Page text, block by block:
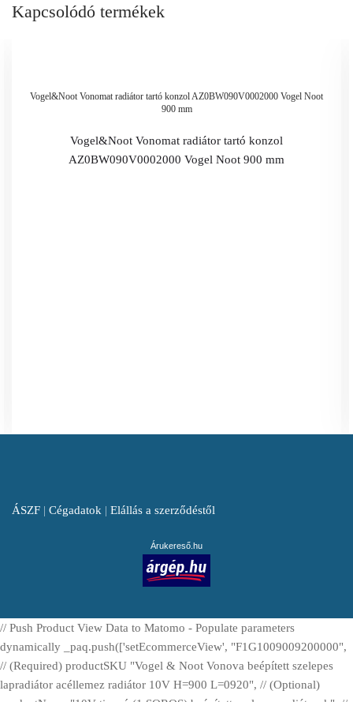
Kapcsolódó termékek
Vogel&Noot Vonomat radiátor tartó konzol AZ0BW090V0002000 Vogel Noot
900 mm
Vogel&Noot Vonomat radiátor tartó konzol
AZ0BW090V0002000 Vogel Noot 900 mm
ÁSZF | Cégadatok | Elállás a szerződéstől
Árukereső.hu
// Push Product View Data to Matomo - Populate parameters
dynamically _paq.push(['setEcommerceView', "F1G1009009200000",
// (Required) productSKU "Vogel & Noot Vonova beépített szelepes
lapradiátor acéllemez radiátor 10V H=900 L=0920", // (Optional)